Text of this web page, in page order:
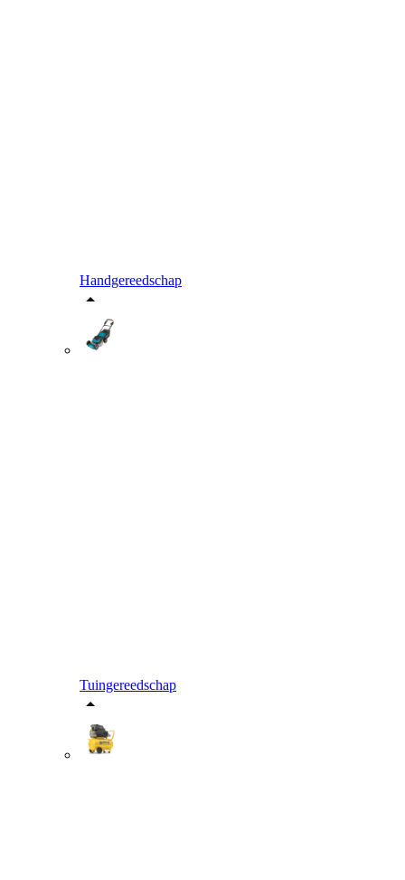
Handgereedschap
Tuingereedschap